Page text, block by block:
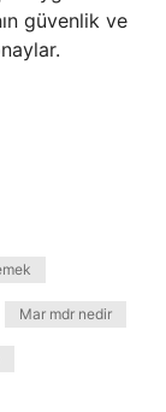
güvenlik ve
Mar mdr nedir